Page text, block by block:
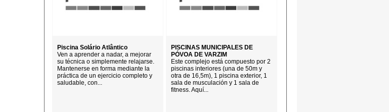
Piscina Solário Atlântico
Ven a aprender a nadar, a mejorar
su técnica o simplemente relajarse.
Mantenerse en forma mediante la
práctica de un ejercicio completo y
saludable, con...
PISCINAS MUNICIPALES DE
PÓVOA DE VARZIM
Este complejo está compuesto por 2
piscinas interiores (una de 50m y
otra de 16,5m), 1 piscina exterior, 1
sala de musculación y 1 sala de
fitness. Aquí...